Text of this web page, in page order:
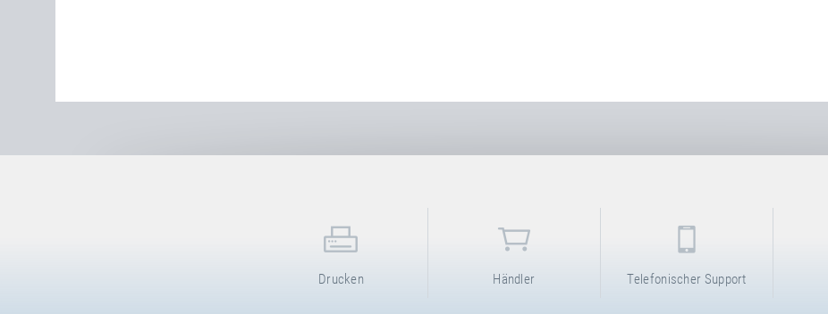
Drucken Händler Telefonischer Support